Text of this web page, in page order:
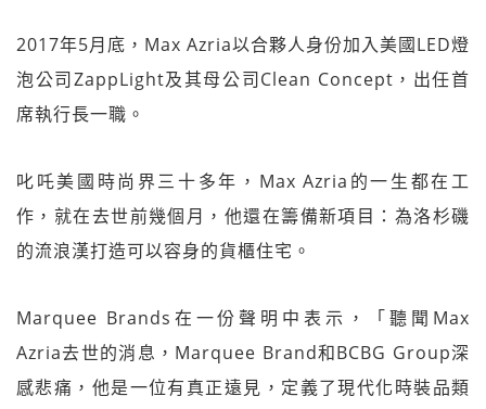
2017年5月底，Max Azria以合夥人身份加入美國LED燈
泡公司ZappLight及其母公司Clean Concept，出任首
席執行長一職。
叱吒美國時尚界三十多年，Max Azria的一生都在工
作，就在去世前幾個月，他還在籌備新項目：為洛杉磯
的流浪漢打造可以容身的貨櫃住宅。
Marquee Brands在一份聲明中表示，「聽聞Max
Azria去世的消息，Marquee Brand和BCBG Group深
感悲痛，他是一位有真正遠見，定義了現代化時裝品類